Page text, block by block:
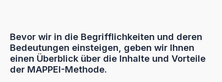
Bevor wir in die Begrifflichkeiten und deren
Bedeutungen einsteigen, geben wir Ihnen
einen Überblick über die Inhalte und Vorteile
der MAPPEI-Methode.